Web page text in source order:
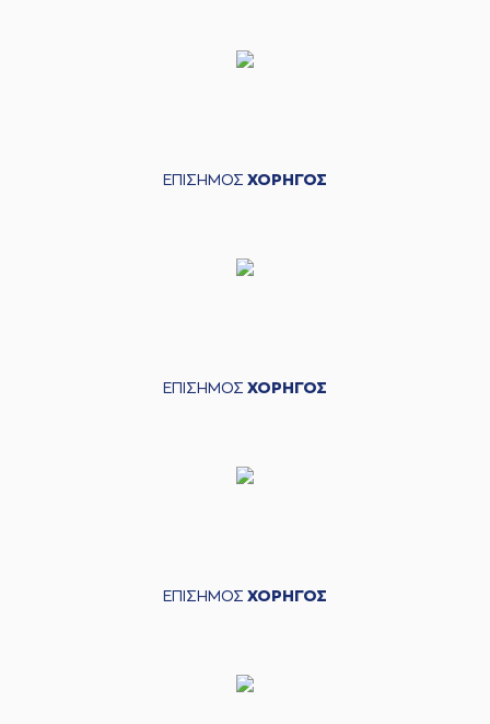
ΕΠΙΣΗΜΟΣ ΧΟΡΗΓΟΣ
ΕΠΙΣΗΜΟΣ ΧΟΡΗΓΟΣ
ΕΠΙΣΗΜΟΣ ΧΟΡΗΓΟΣ